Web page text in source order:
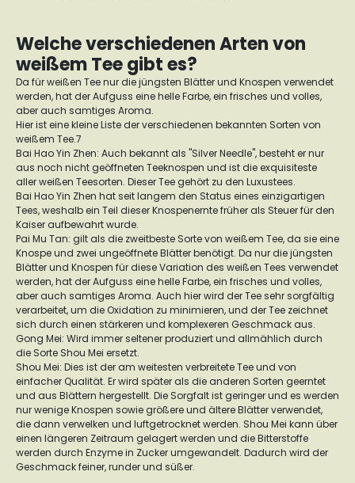
Welche verschiedenen Arten von
weißem Tee gibt es?
Da für weißen Tee nur die jüngsten Blätter und Knospen verwendet
werden, hat der Aufguss eine helle Farbe, ein frisches und volles,
aber auch samtiges Aroma.
Hier ist eine kleine Liste der verschiedenen bekannten Sorten von
weißem Tee.7
Bai Hao Yin Zhen: Auch bekannt als "Silver Needle", besteht er nur
aus noch nicht geöffneten Teeknospen und ist die exquisiteste
aller weißen Teesorten. Dieser Tee gehört zu den Luxustees.
Bai Hao Yin Zhen hat seit langem den Status eines einzigartigen
Tees, weshalb ein Teil dieser Knospenernte früher als Steuer für den
Kaiser aufbewahrt wurde.
Pai Mu Tan: gilt als die zweitbeste Sorte von weißem Tee, da sie eine
Knospe und zwei ungeöffnete Blätter benötigt. Da nur die jüngsten
Blätter und Knospen für diese Variation des weißen Tees verwendet
werden, hat der Aufguss eine helle Farbe, ein frisches und volles,
aber auch samtiges Aroma. Auch hier wird der Tee sehr sorgfältig
verarbeitet, um die Oxidation zu minimieren, und der Tee zeichnet
sich durch einen stärkeren und komplexeren Geschmack aus.
Gong Mei: Wird immer seltener produziert und allmählich durch
die Sorte Shou Mei ersetzt.
Shou Mei: Dies ist der am weitesten verbreitete Tee und von
einfacher Qualität. Er wird später als die anderen Sorten geerntet
und aus Blättern hergestellt. Die Sorgfalt ist geringer und es werden
nur wenige Knospen sowie größere und ältere Blätter verwendet,
die dann verwelken und luftgetrocknet werden. Shou Mei kann über
einen längeren Zeitraum gelagert werden und die Bitterstoffe
werden durch Enzyme in Zucker umgewandelt. Dadurch wird der
Geschmack feiner, runder und süßer.